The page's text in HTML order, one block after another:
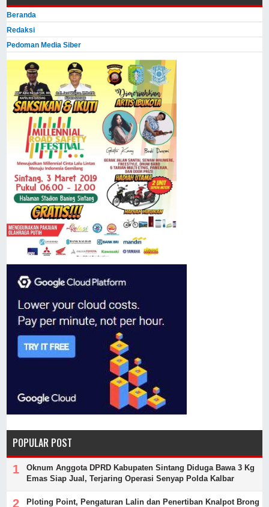
Beranda
Redaksi
Pedoman Media Siber
POPULAR POST
Oknum Anggota DPRD Kabupaten Sintang Diduga Bawa 3 Kg
Emas Siap Jual, Terjaring Operasi Senyap Polda Kalbar
Ploting Point, Pengaturan Lalin dan Penertiban Knalpot Brong